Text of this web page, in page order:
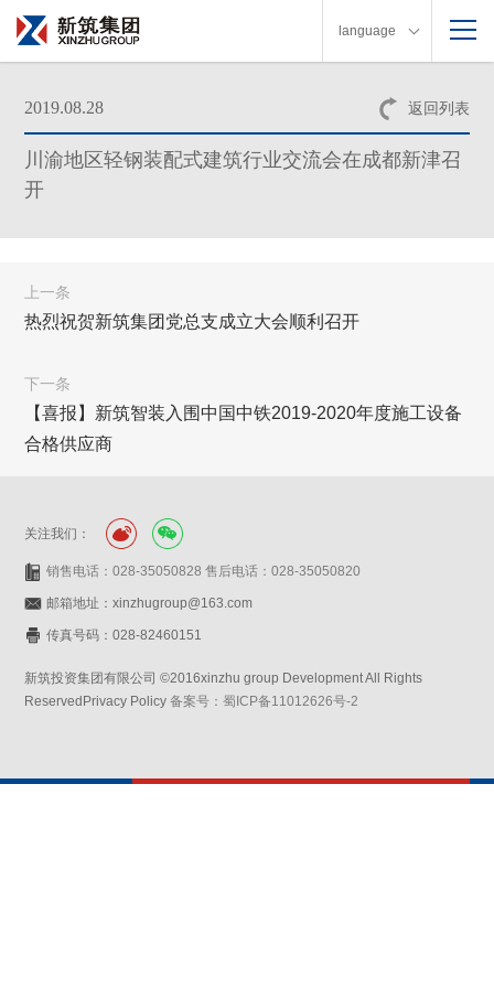
language
返回列表
2019.08.28
川渝地区轻钢装配式建筑行业交流会在成都新津召
开
上一条
热烈祝贺新筑集团党总支成立大会顺利召开
下一条
【喜报】新筑智装入围中国中铁2019-2020年度施工设备
合格供应商
关注我们：
销售电话：028-35050828 售后电话：028-35050820
邮箱地址：xinzhugroup@163.com
传真号码：028-82460151
新筑投资集团有限公司 ©2016xinzhu group Development All Rights
ReservedPrivacy Policy备案号：蜀ICP备11012626号-2